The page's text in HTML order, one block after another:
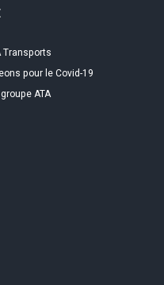
Transports
pour le Covid-19
ATA